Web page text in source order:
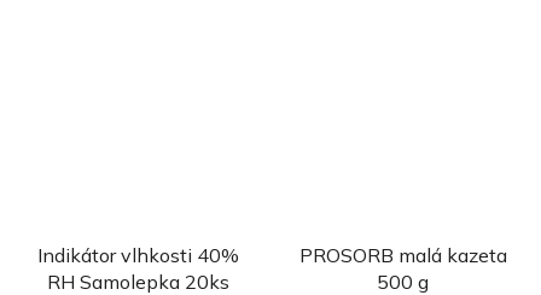
Indikátor vlhkosti 40%
RH Samolepka 20ks
PROSORB malá kazeta
500 g